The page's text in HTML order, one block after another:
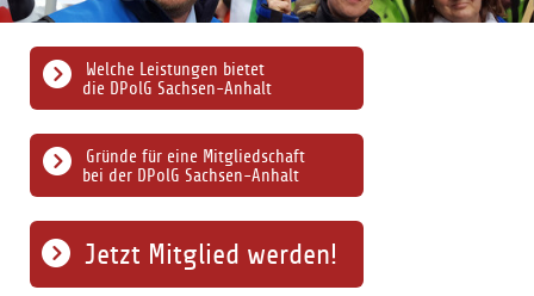
Gründe für eine Mitgliedschaft
bei der DPolG Sachsen-Anhalt
Welche Leistungen bietet
die DPolG Sachsen-Anhalt
Jetzt Mitglied werden!